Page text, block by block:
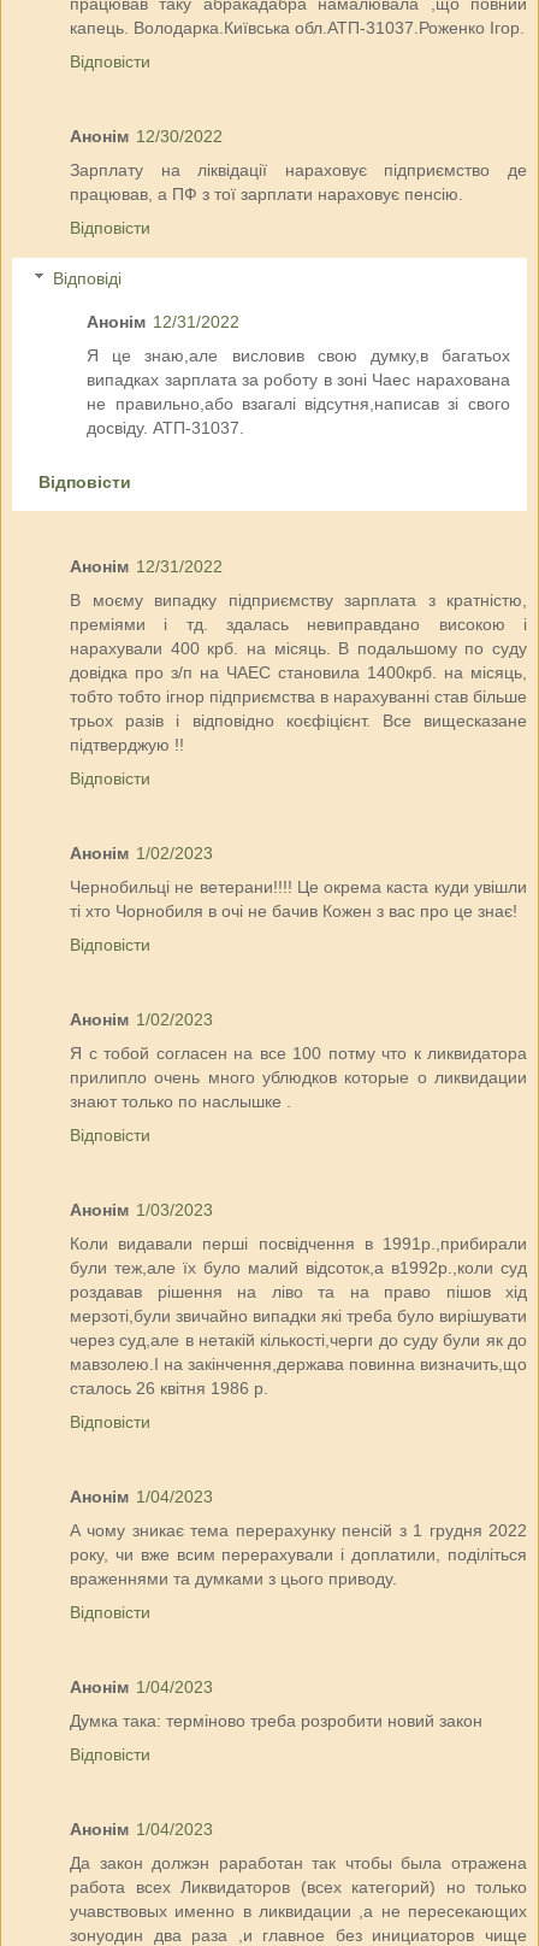
працював таку абракадабра намалювала ,що повний
капець. Володарка.Київська обл.АТП-31037.Роженко Ігор.
Відповісти
Анонім 12/30/2022
Зарплату на ліквідації нараховує підприємство де
працював, а ПФ з тої зарплати нараховує пенсію.
Відповісти
Відповіді
Анонім 12/31/2022
Я це знаю,але висловив свою думку,в багатьох
випадках зарплата за роботу в зоні Чаес нарахована
не правильно,або взагалі відсутня,написав зі свого
досвіду. АТП-31037.
Відповісти
Анонім 12/31/2022
В моєму випадку підприємству зарплата з кратністю,
преміями і тд. здалась невиправдано високою і
нарахували 400 крб. на місяць. В подальшому по суду
довідка про з/п на ЧАЕС становила 1400крб. на місяць,
тобто тобто ігнор підприємства в нарахуванні став більше
трьох разів і відповідно коєфіцієнт. Все вищесказане
підтверджую !!
Відповісти
Анонім 1/02/2023
Чернобильці не ветерани!!!! Це окрема каста куди увішли
ті хто Чорнобиля в очі не бачив Кожен з вас про це знає!
Відповісти
Анонім 1/02/2023
Я с тобой согласен на все 100 потму что к ликвидатора
прилипло очень много ублюдков которые о ликвидации
знают только по наслышке .
Відповісти
Анонім 1/03/2023
Коли видавали перші посвідчення в 1991р.,прибирали
були теж,але їх було малий відсоток,а в1992р.,коли суд
роздавав рішення на ліво та на право пішов хід
мерзоті,були звичайно випадки які треба було вирішувати
через суд,але в нетакій кількості,черги до суду були як до
мавзолею.І на закінчення,держава повинна визначить,що
сталось 26 квітня 1986 р.
Відповісти
Анонім 1/04/2023
А чому зникає тема перерахунку пенсій з 1 грудня 2022
року, чи вже всим перерахували і доплатили, поділіться
враженнями та думками з цього приводу.
Відповісти
Анонім 1/04/2023
Думка така: терміново треба розробити новий закон
Відповісти
Анонім 1/04/2023
Да закон должэн раработан так чтобы была отражена
работа всех Ликвидаторов (всех категорий) но только
учавствовых именно в ликвидации ,а не пересекающих
зонуодин два раза ,и главное без инициаторов чище